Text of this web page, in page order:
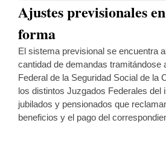
Ajustes previsionales
forma
El sistema previsional se encuentra
cantidad de demandas tramitándose
Federal de la Seguridad Social de la
los distintos Juzgados Federales del
jubilados y pensionados que
beneficios y el pago del